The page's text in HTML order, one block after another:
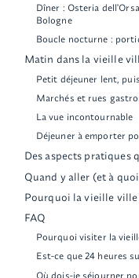
Dîner : Osteria
Bologne
Boucle nocturne :
Matin dans la vieille
Petit déjeuner lent,
Marchés et rues
La vue incontournable
Déjeuner à emporter
Des aspects
Quand y aller (et à
Pourquoi la vieille
FAQ
Pourquoi visiter la
Est-ce que 24 heures
Où dois-je séjourner